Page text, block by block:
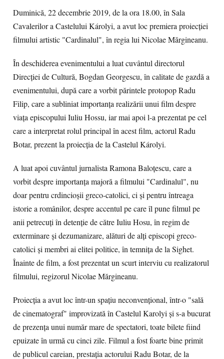
Duminică, 22 decembrie 2019, de la ora 18.00, în Sala
Cavalerilor a Castelului Károlyi, a avut loc premiera proiecției
filmului artistic "Cardinalul", în regia lui Nicolae Mărgineanu.
În deschiderea evenimentului a luat cuvântul directorul
Direcției de Cultură, Bogdan Georgescu, în calitate de gazdă a
evenimentului, după care a vorbit părintele protopop Radu
Filip, care a subliniat importanța realizării unui film despre
viața episcopului Iuliu Hossu, iar mai apoi l-a prezentat pe cel
care a interpretat rolul principal în acest film, actorul Radu
Botar, prezent la proiecția de la Castelul Károlyi.
A luat apoi cuvântul jurnalista Ramona Baloțescu, care a
vorbit despre importanța majoră a filmului "Cardinalul", nu
doar pentru crdincioșii greco-catolici, ci și pentru întreaga
istorie a românilor, despre accentul pe care îl pune filmul pe
anii petrecuți în detenție de către Iuliu Hosu, în regim de
exterminare și dezumanizare, alături de alți episcopi greco-
catolici și membri ai elitei politice, în temnița de la Sighet.
Înainte de film, a fost prezentat un scurt interviu cu realizatorul
filmului, regizorul Nicolae Mărgineanu.
Proiecția a avut loc într-un spațiu neconvențional, într-o "sală
de cinematograf" improvizată în Castelul Karolyi și s-a bucurat
de prezența unui număr mare de spectatori, toate bilete fiind
epuizate în urmă cu cinci zile. Filmul a fost foarte bine primit
de publicul careian, prestația actorului Radu Botar, de la